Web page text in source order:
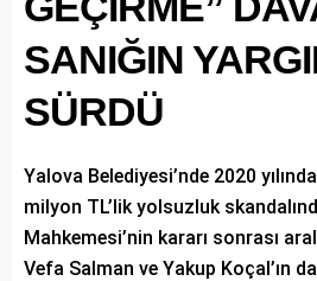
SANIĞIN
SÜRDÜ
Yalova Belediyesi’nde 2020
milyon TL’lik yolsuzluk
Mahkemesi’nin kararı sonrası
Vefa Salman ve Yakup Koçal’ın